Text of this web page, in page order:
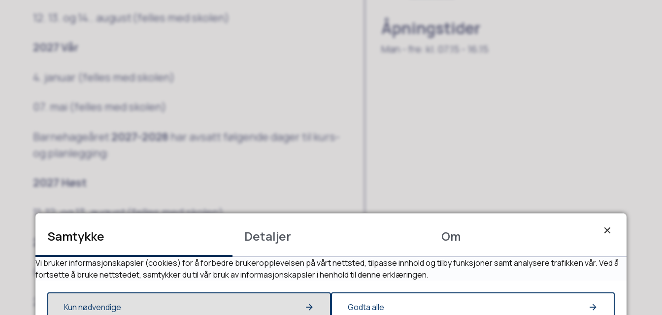
12. 13. og 14.. august (felles med skolen)
2027 Vår
4. januar (felles med skolen)
07. mai (felles med skolen)
Barnehageåret 2027-2028har avsatt følgende dager til kurs-
og planlegging:
2027 Høst
11. 12. og 13. august (felles med skolen)
2028 Vår
03. januar (felles med skolen)
26. mai (felles med skolen)
Åpningstider
Man - fre: kl. 07.15 - 16.15
Samtykke Detaljer Om
Vi bruker informasjonskapsler (cookies) for å forbedre brukeropplevelsen på vårt nettsted, tilpasse innhold og tilby funksjoner samt analysere trafikken vår. Ved å
fortsette å bruke nettstedet, samtykker du til vår bruk av informasjonskapsler i henhold til denne erklæringen.
Kun nødvendige Godta alle